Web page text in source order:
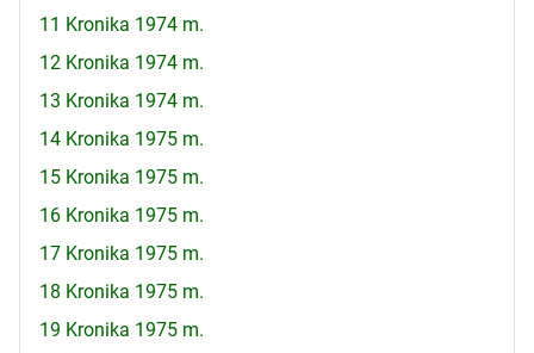
11 Kronika 1974 m.
12 Kronika 1974 m.
13 Kronika 1974 m.
14 Kronika 1975 m.
15 Kronika 1975 m.
16 Kronika 1975 m.
17 Kronika 1975 m.
18 Kronika 1975 m.
19 Kronika 1975 m.